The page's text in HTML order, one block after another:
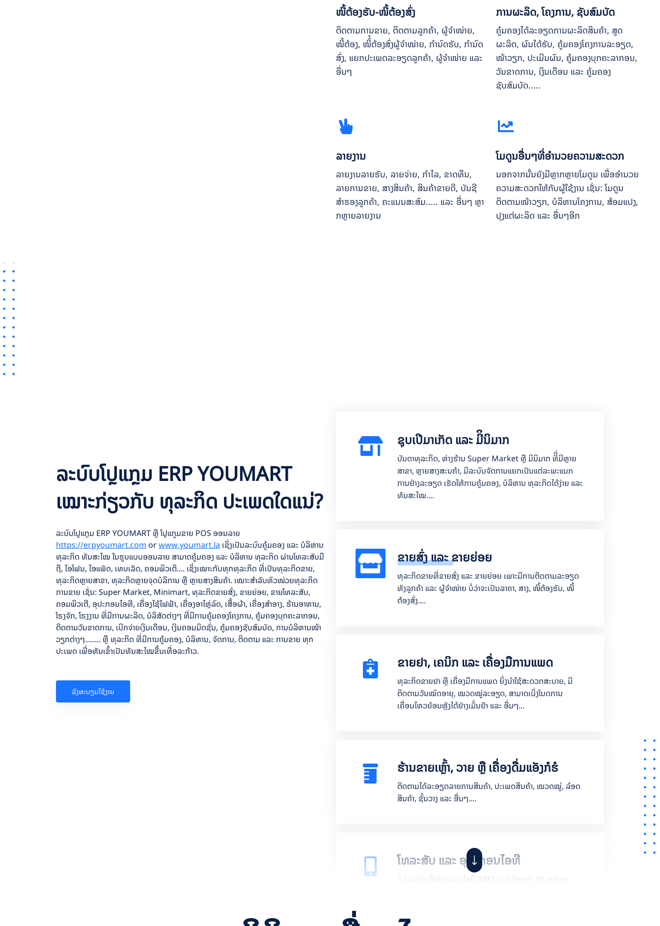
ໜີ້ຕ້ອງຮັບ-ໜີ້ຕ້ອງສົ່ງ
ຕິດຕາມການຂາຍ, ຕິດຕາມລູກຄ້າ, ຜູ້ຈຳໜ່າຍ,
ໜີ້ຕ້ອງ, ໜີ້້ຕ້ອງສົ່ງຜູ້ຈຳໜ່າຍ, ກຳນົດຮັບ,​ ກຳນົດ
ສົ່ງ, ແຍກປະເພດລະອຽດລູກຄ້າ, ຜູ້ຈຳໜ່າຍ ແລະ
ອື່ນໆ
ການຜະລິດ, ໂຄງການ, ຊັບສົມບັດ
ຄູ້ມຄອງໄດ້ລະອຽດການຜະລິດສິນຄ້າ, ສູດ
ຜະລິດ, ຜົນໄດ້ຮັບ, ຄູ້ມຄອງໂຄງການລະອຽດ,
ໜ້າວຽກ, ປະເມີນຜົນ, ຄູ້ມຄອງບຸກຄະລາກອນ,
ວັນຂາດການ, ເງິນເດືອນ ແລະ ຄູ້ມຄອງ
ຊັບສົມບັດ.....
ລາຍງານ
ລາຍງານລາຍຮັບ, ລາຍຈ່າຍ, ກຳໄລ, ຂາດທຶນ,
ລາຍການຂາຍ, ສາງສິນຄ້າ, ສິນຄ້າຂາຍດີ, ບັນຊີ
ສຳຮອງລູກຄ້າ, ຄະແນນສະສົມ..... ແລະ ອື່ນໆ ຫຼາ
ກຫຼາຍລາຍງານ
ໂມດູນອື່ນໆທີ່ອຳນວຍຄວາມສະດວກ
ນອກຈາກນັ້ນຍັງມີຫຼາກຫຼາຍໂມດູນ ເພື່ອອຳນວຍ
ຄວາມສະດວກໃຫ້ກັບຜູ້ໃຊ້ງານ ເຊັ່ນ: ໂມດູນ
ຕິດຕາມໜ້າວຽກ,​ ບໍລິຫານໂຄງການ, ສ້ອມແປງ,
ປຸງແຕ່ຜະລິດ ແລະ ອື່ນໆອີກ
ລະບົບໂປຼແກຼມ ERP YOUMART
ເໝາະກ່ຽວກັບ ທຸລະກິດ ປະເພດໃດແນ່?
ລະບົບໂປຼແກຼມ ERP YOUMART ຫຼື ໂປຼແກູມຂາຍ POS ອອນລາຍ
https://erpyoumart.comorwww.youmart.la ເຊິ່ງເປັນລະບົບຄູ້ມຄອງ ແລະ ບໍລິຫານ
ທຸລະກິດ ທັນສະໄໝ ໃນຮູບແບບອອນລາຍ ສາມາດຄູ້ມຄອງ ແລະ ບໍລິຫານ ທຸລະກິດ ຜ່ານໂທລະສັບມື
ຖື, ໄອໂຟນ, ໄອແພັດ, ເທບເລັດ​, ຄອມພິວເຕີ.... ເຊິ່ງເໝາະກັບທຸກທຸລະກິດ ທີ່ເປັນທຸລະກິດຂາຍ,
ທຸລະກິດຫຼາຍສາຂາ, ທຸລະກິດຫຼາຍຈຸດບໍລິການ ຫຼື ຫຼາຍສາງສິນຄ້າ. ເໝາະສຳລັບຫົວໜ່ວຍທຸລະກິດ
ການຂາຍ ເຊັ່ນ: Super Market, Minimart, ທຸລະກິດຂາຍສົ່ງ, ຂາຍຍ່ອຍ, ຂາຍໂທລະສັບ,
ຄອມພິວເຕີ, ອຸປະກອນໄອທີ, ເຄື່ອງໄຊ້ໄຟຟ້າ, ເຄື່ອງອາໄຫຼ່ລົດ, ເສື້ອຜ້າ, ເຄື່ອງສຳອາງ, ຮ້ານອາຫານ,
ໂຮງຈັກ, ໂຮງງານ ທີ່ມີການຜະລິດ, ບໍລິສັດຕ່າງໆ ທີ່ມີການຄູ້ມຄອງໂຄງການ, ຄູ້ມຄອງບຸກຄະລາກອນ,
ຕິດຕາມວັນຂາດການ, ເບີກຈ່າຍເງິນເດືອນ, ເງິນຄອມມິດຊັ່ນ, ຄູ້ມຄອງຊັບສົມບັດ, ການບໍລິຫານໜ້າ
ວຽກຕ່າງໆ........ ຫຼື ທຸລະກິດ ທີ່ມີການຄູ້ມຄອງ, ບໍລິຫານ, ຈັດການ, ຕິດຕາມ ແລະ ການຂາຍ ທຸກ
ປະເພດ ເພື່ອຫັນເຂົ້າເປັນທັນສະໄໝຂື້ນເທື່ອລະກ້າວ.
ລົງທະບຽນໃຊ້ງານ
ຊຸບເປີມາເກັດ ແລະ ມີິນິມາກ
ບັນດາທຸລະກິດ, ຫ່າງຮ້ານ Super Market ຫຼື ມິນິມາກ ທີີ່ມີຫຼາຍ
ສາຂາ, ຫຼາຍສາງສະນຄ້າ, ມີລະບົບຈັດການແຍກເປັນແຕ່ລະພະແນກ
ການຢ່າງລະອຽດ ເຮັດໃຫ້ການຄູ້ມຄອງ, ບໍລິຫານ ທຸລະກິດໄດ້ງ່າຍ ແລະ
ທັນສະໄໝ....
ຂາຍສົ່ງ ແລະ ຂາຍຍ່ອຍ
ທຸລະກິດຂາຍທີ່ຂາຍສົ່ງ ແລະ ຂາຍຍ່ອຍ ເພາະມີການຕິດຕາມລະອຽດ
ທັງລູກຄ້າ ແລະ ຜູ້ຈຳໜ່າຍ ບໍ່ວ່າຈະເປັນລາຄາ, ສາງ, ໜີ້ຕ້ອງຮັບ, ໜີ້
ຕ້ອງສົ່ງ....
ຂາຍຢາ, ເຄນິກ ແລະ ເຄື່ອງມືການແພດ
ທຸລະກິດຂາຍຢາ ຫຼື ເຄື່ອງມືການແພດ ຍິ່ງນຳໃຊ້ສະດວກສະບາຍ, ມີ
ຕິດຕາມວັນໝົດອາຍຸ, ໝວດໝູ່ລະອຽດ, ສາມາດເບິ່ງໂນດການ
ເຄື່ອນໄຫວຍ້ອນຫຼັງໄດ້ຢ່າງເມັ້ນຢຳ ແລະ ອື່ນໆ...
ຮ້ານຂາຍເຫຼົ້າ, ວາຍ ຫຼື ເຄື່ອງດື່ມແອັງກໍຮໍ
ຕິດຕາມໄດ້ລະອຽດລາຍການສິນຄ້າ, ປະເພດສິນຄ້າ, ໝວດໝູ່, ລ໋ອດ
ສິນຄ້າ, ຊັ້ນວາງ ແລະ ອື່ນໆ....
ໂທລະສັບ ແລະ ອຸປະກອນໄອທີ
ບໍ່ວ່າຈະເປັນຕິດຕາມເລກໄອມີ IMEI, ເລກ Series Number,